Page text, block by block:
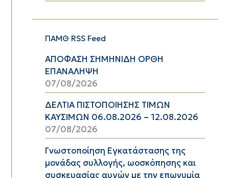
ΠΑΜΘ RSS Feed
ΑΠΟΦΑΣΗ ΣΗΜΗΝΙΔΗ ΟΡΘΗ
ΕΠΑΝΑΛΗΨΗ
07/08/2026
ΔΕΛΤΙΑ ΠΙΣΤΟΠΟΙΗΣΗΣ ΤΙΜΩΝ
ΚΑΥΣΙΜΩΝ 06.08.2026 – 12.08.2026
07/08/2026
Γνωστοποίηση Εγκατάστασης της
μονάδας συλλογής, ωοσκόπησης και
συσκευασίας αυγών με την επωνυμία